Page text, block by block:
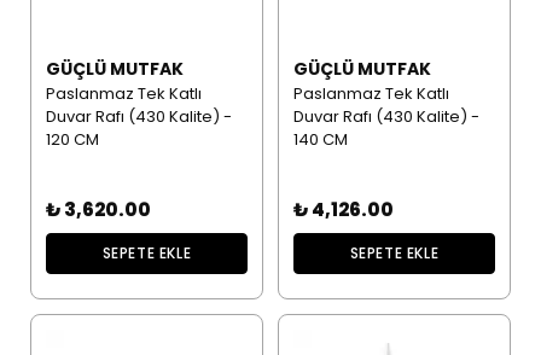
GÜÇLÜ MUTFAK
Paslanmaz Tek Katlı
Duvar Rafı (430 Kalite) -
120 CM
₺ 3,620.00
SEPETE EKLE
GÜÇLÜ MUTFAK
Paslanmaz Tek Katlı
Duvar Rafı (430 Kalite) -
140 CM
₺ 4,126.00
SEPETE EKLE